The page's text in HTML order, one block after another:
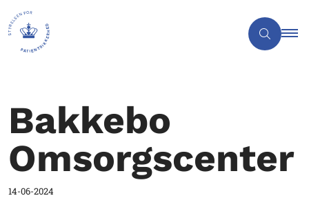
Bakkebo
Omsorgscenter
14-06-2024